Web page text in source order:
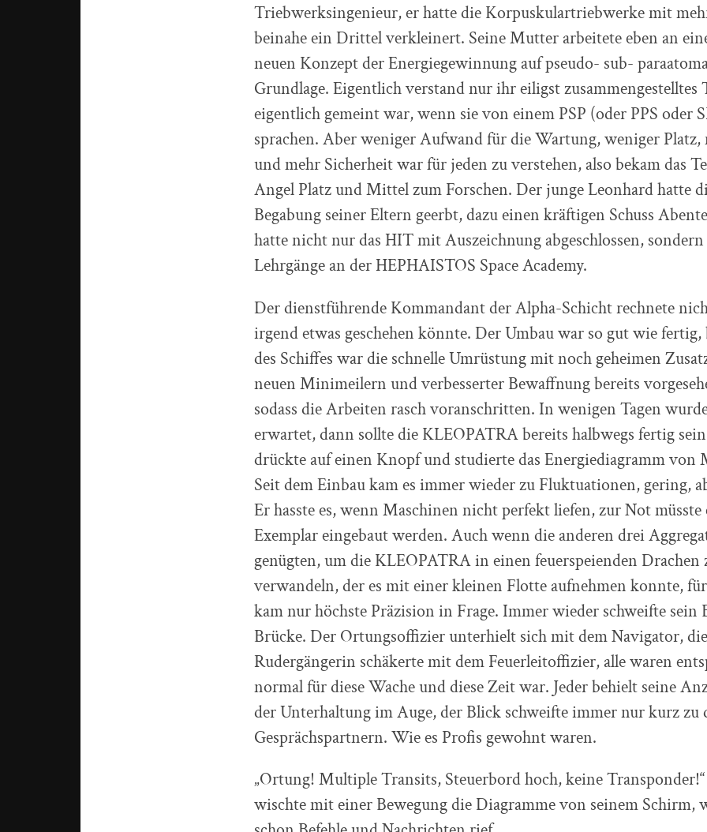
Triebwerksingenieur, er hatte die Korpuskulartriebwerke mit
beinahe ein Drittel verkleinert. Seine Mutter arbeitete eben an
neuen Konzept der Energiegewinnung auf pseudo- sub-
Grundlage. Eigentlich verstand nur ihr eiligst zusammengestelltes
eigentlich gemeint war, wenn sie von einem PSP (oder PPS oder
sprachen. Aber weniger Aufwand für die Wartung, weniger Platz,
und mehr Sicherheit war für jeden zu verstehen, also bekam das
Angel Platz und Mittel zum Forschen. Der junge Leonhard hatte
Begabung seiner Eltern geerbt, dazu einen kräftigen Schuss
hatte nicht nur das HIT mit Auszeichnung abgeschlossen,
Lehrgänge an der HEPHAISTOS Space Academy.
Der dienstführende Kommandant der Alpha-Schicht rechnete
irgend etwas geschehen könnte. Der Umbau war so gut wie fertig,
des Schiffes war die schnelle Umrüstung mit noch geheimen
neuen Minimeilern und verbesserter Bewaffnung bereits
sodass die Arbeiten rasch voranschritten. In wenigen Tagen
erwartet, dann sollte die KLEOPATRA bereits halbwegs fertig
drückte auf einen Knopf und studierte das Energiediagramm von
Seit dem Einbau kam es immer wieder zu Fluktuationen, gering,
Er hasste es, wenn Maschinen nicht perfekt liefen, zur Not müsste
Exemplar eingebaut werden. Auch wenn die anderen drei
genügten, um die KLEOPATRA in einen feuerspeienden Drachen
verwandeln, der es mit einer kleinen Flotte aufnehmen konnte,
kam nur höchste Präzision in Frage. Immer wieder schweifte sein
Brücke. Der Ortungsoffizier unterhielt sich mit dem Navigator, die
Rudergängerin schäkerte mit dem Feuerleitoffizier, alle waren
normal für diese Wache und diese Zeit war. Jeder behielt seine
der Unterhaltung im Auge, der Blick schweifte immer nur kurz zu
Gesprächspartnern. Wie es Profis gewohnt waren.
„Ortung! Multiple Transits, Steuerbord hoch, keine
wischte mit einer Bewegung die Diagramme von seinem Schirm,